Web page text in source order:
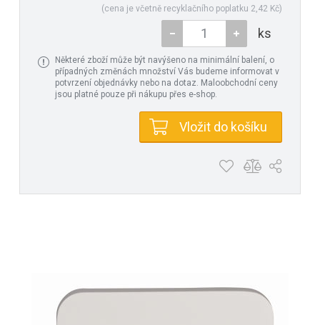
(cena je včetně recyklačního poplatku 2,42 Kč)
ks
Některé zboží může být navýšeno na minimální balení, o
případných změnách množství Vás budeme informovat v
potvrzení objednávky nebo na dotaz. Maloobchodní ceny
jsou platné pouze při nákupu přes e-shop.
Vložit do košíku